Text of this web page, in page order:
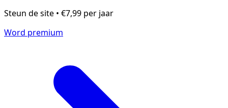
Steun de site • €7,99 per jaar
Word premium